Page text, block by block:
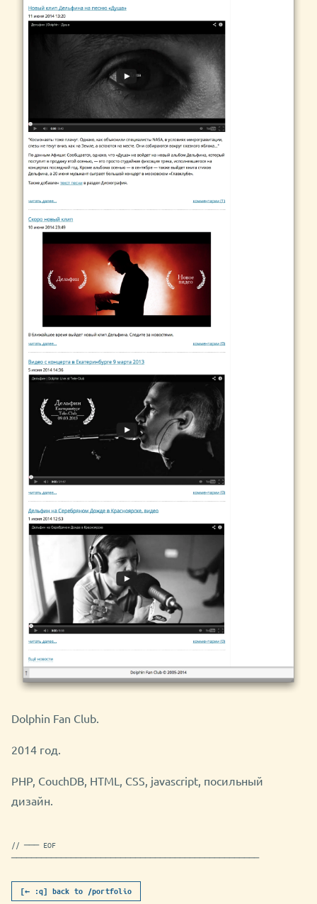
Dolphin Fan Club.
2014 год.
PHP, CouchDB, HTML, CSS, javascript, посильный
дизайн.
// ─── EOF
──────────────────────────────────────────────────
[← :q] back to /portfolio